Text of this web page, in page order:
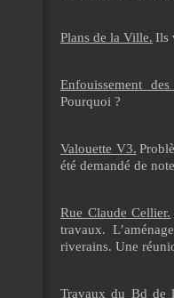
Plans de la Ville. Ils
Enfouissement
Pourquoi ?
Valouette V3.
été demandé de
Rue Claude Cellier.
travaux.
riverains. Une
Travaux du Bd de